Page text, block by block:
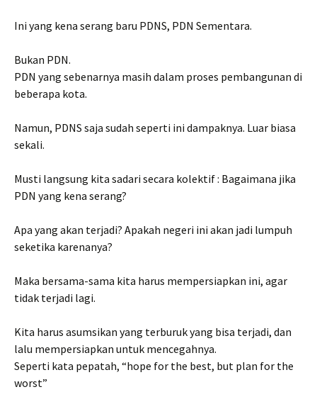
Ini yang kena serang baru PDNS, PDN Sementara.
Bukan PDN.
PDN yang sebenarnya masih dalam proses pembangunan di
beberapa kota.
Namun, PDNS saja sudah seperti ini dampaknya. Luar biasa
sekali.
Musti langsung kita sadari secara kolektif : Bagaimana jika
PDN yang kena serang?
Apa yang akan terjadi? Apakah negeri ini akan jadi lumpuh
seketika karenanya?
Maka bersama-sama kita harus mempersiapkan ini, agar
tidak terjadi lagi.
Kita harus asumsikan yang terburuk yang bisa terjadi, dan
lalu mempersiapkan untuk mencegahnya.
Seperti kata pepatah, “hope for the best, but plan for the
worst”